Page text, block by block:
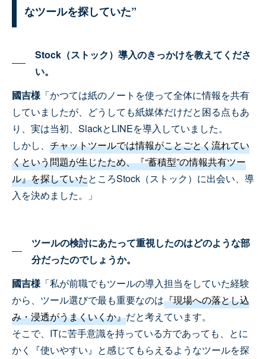
なツールを探していた”
Stock（ストック）導入のきっかけを教えてくださ
い。
國吉様「かつては紙のノートを使って全体に情報を共有
していましたが、どうしても紙媒体だけだと困る点もあ
り、実は当初、SlackとLINEを導入していました。
しかし、 チャットツールでは情報がことごとく流れてい
くという問題が生じたため、『“蓄積型”の情報共有ツー
ル』を探していたところStock（ストック）に出会い、導
入を決めました。」
ツールの検討にあたって重視したのはどのような部
分だったのでしょうか。
國吉様「私が前職でもツールの導入担当をしていた経験
から、ツール選びで最も重要なのは『現場への落とし込
み・浸透がうまくいくか』だと考えています。
そこで、ITに苦手意識を持っている方であっても、とに
かく『使いやすい』と感じてもらえるようなツールを探